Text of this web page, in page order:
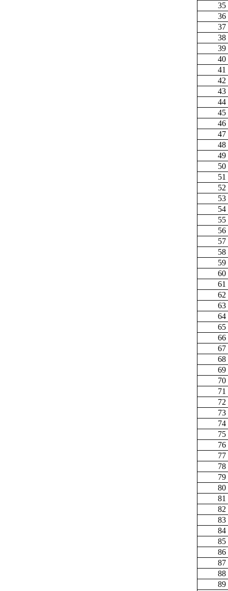
35
36
37
38
39
40
41
42
43
44
45
46
47
48
49
50
51
52
53
54
55
56
57
58
59
60
61
62
63
64
65
66
67
68
69
70
71
72
73
74
75
76
77
78
79
80
81
82
83
84
85
86
87
88
89